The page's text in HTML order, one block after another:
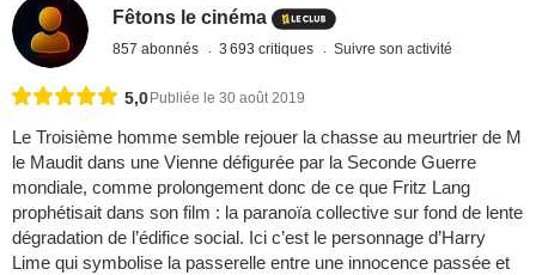
Fêtons le cinéma
857 abonnés 3 693 critiques Suivre son activité
5,0Publiée le 30 août 2019
Le Troisième homme semble rejouer la chasse au meurtrier de M
le Maudit dans une Vienne défigurée par la Seconde Guerre
mondiale, comme prolongement donc de ce que Fritz Lang
prophétisait dans son film : la paranoïa collective sur fond de lente
dégradation de l’édifice social. Ici c’est le personnage d’Harry
Lime qui symbolise la passerelle entre une innocence passée et